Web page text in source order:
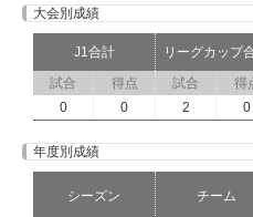
大会別成績
J1合計 リーグカップ
試合
得点 試合 得
0
0 2 0
年度別成績
シーズン チーム